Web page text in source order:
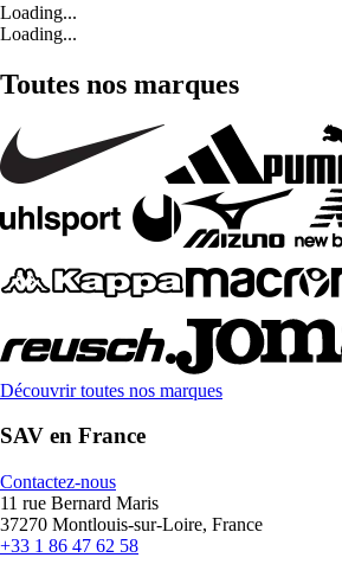
Loading...
Loading...
Toutes nos marques
Découvrir toutes nos marques
SAV en France
Contactez-nous
11 rue Bernard Maris
37270 Montlouis-sur-Loire, France
+33 1 86 47 62 58